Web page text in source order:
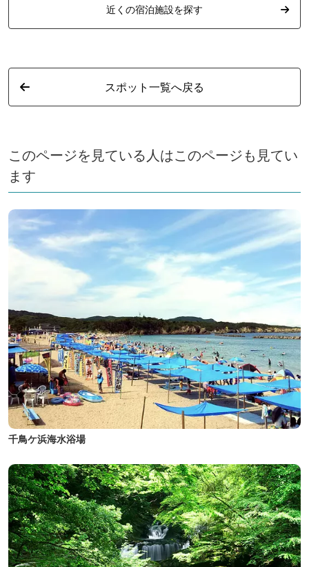
近くの宿泊施設を探す
スポット一覧へ戻る
このページを見ている人はこのページも見てい
ます
千鳥ケ浜海水浴場